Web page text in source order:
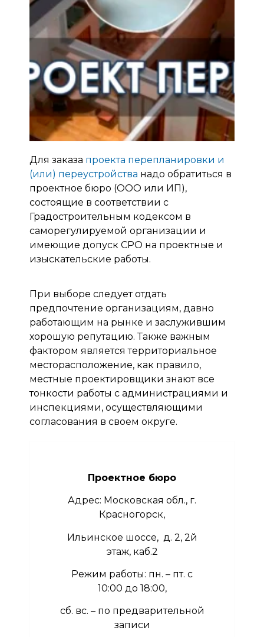
Для заказа проекта перепланировки и
(или) переустройства надо обратиться в
проектное бюро (ООО или ИП),
состоящие в соответствии с
Градостроительным кодексом в
саморегулируемой организации и
имеющие допуск СРО на проектные и
изыскательские работы.
При выборе следует отдать
предпочтение организациям, давно
работающим на рынке и заслужившим
хорошую репутацию. Также важным
фактором является территориальное
месторасположение, как правило,
местные проектировщики знают все
тонкости работы с администрациями и
инспекциями, осуществляющими
согласования в своем округе.
Проектное бюро
Адрес: Московская обл., г.
Красногорск,
Ильинское шоссе, д. 2, 2й
этаж, каб.2
Режим работы: пн. – пт. с
10:00 до 18:00,
сб. вс. – по предварительной
записи